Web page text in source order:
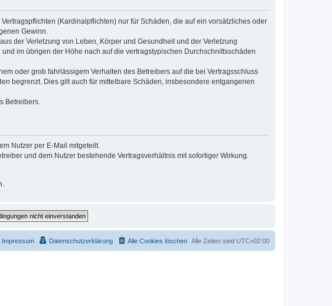
(Kardinalpflichten) nur für Schäden, die auf ein vorsätzliches oder
Gewinn.
der Verletzung von Leben, Körper und Gesundheit und der Verletzung
im übrigen der Höhe nach auf die vertragstypischen Durchschnittsschäden
oder grob fahrlässigem Verhalten des Betreibers auf die bei Vertragsschluss
begrenzt. Dies gilt auch für mittelbare Schäden, insbesondere entgangenen
Betreibers.
Nutzer per E-Mail mitgeteilt.
und dem Nutzer bestehende Vertragsverhältnis mit sofortiger Wirkung.
Alle Zeiten sind UTC+02:00
Alle Cookies löschen
Datenschutzerklärung
Impressum